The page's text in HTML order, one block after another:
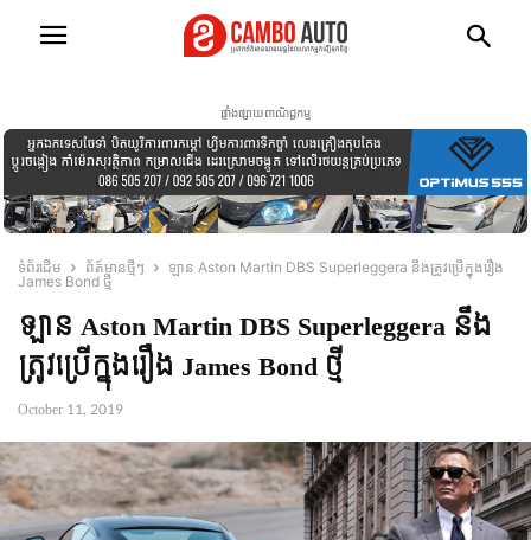
ផ្ទាំងផ្សាយពាណិជ្ជកម្ម
ទំព័រដើម ព័ត៍មានថ្មីៗ
ឡាន Aston Martin DBS Superleggera នឹងត្រូវប្រើក្នុងរឿង
James Bond ថ្មី
ឡាន Aston Martin DBS Superleggera នឹង
ត្រូវប្រើក្នុងរឿង James Bond ថ្មី
October 11, 2019